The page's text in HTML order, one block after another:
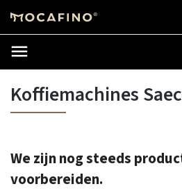
Koffiemachines
We zijn nog steeds
voorbereiden.